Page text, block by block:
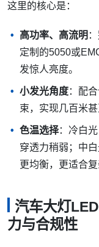
这里的核心是：
高功率、高流明
定制的5050或
发惊人亮度。
小发光角度：配
束，实现几百米甚
色温选择：冷白
穿透力稍弱；中
更均衡，更适合复
汽车大灯
力与合规性